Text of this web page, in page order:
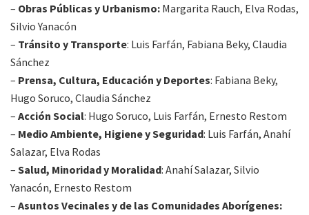
– Obras Públicas y Urbanismo: Margarita Rauch, Elva Rodas,
Silvio Yanacón
– Tránsito y Transporte: Luis Farfán, Fabiana Beky, Claudia
Sánchez
– Prensa, Cultura, Educación y Deportes: Fabiana Beky,
Hugo Soruco, Claudia Sánchez
– Acción Social: Hugo Soruco, Luis Farfán, Ernesto Restom
– Medio Ambiente, Higiene y Seguridad: Luis Farfán, Anahí
Salazar, Elva Rodas
– Salud, Minoridad y Moralidad: Anahí Salazar, Silvio
Yanacón, Ernesto Restom
– Asuntos Vecinales y de las Comunidades Aborígenes: